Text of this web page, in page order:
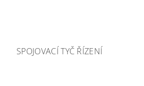
SPOJOVACÍ TYČ ŘÍZENÍ